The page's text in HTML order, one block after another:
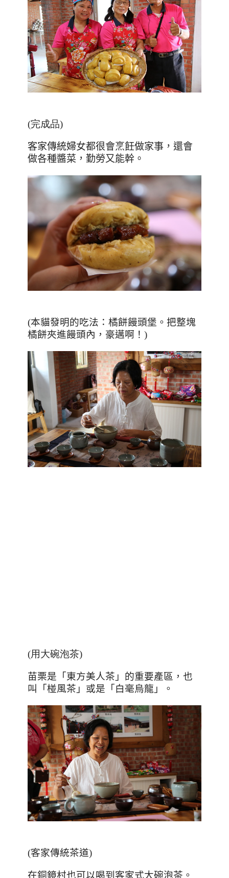
(完成品)
客家傳統婦女都很會烹飪做家事，還會
做各種醬菜，勤勞又能幹。
(本貓發明的吃法：橘餅饅頭堡。把整塊
橘餅夾進饅頭內，豪邁啊！)
(用大碗泡茶)
苗栗是「東方美人茶」的重要產區，也
叫「椪風茶」或是「白毫烏龍」。
(客家傳統茶道)
在銅鏡村也可以喝到客家式大碗泡茶。